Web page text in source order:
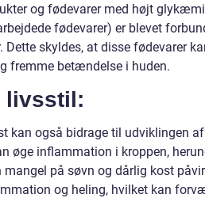
og fødevarer med højt
fødevarer) er blevet
skyldes, at disse fødevarer
fremme betændelse i huden.
livsstil:
kan også bidrage til udviklingen af
øge inflammation i kroppen,
på søvn og dårlig kost
og heling, hvilket kan